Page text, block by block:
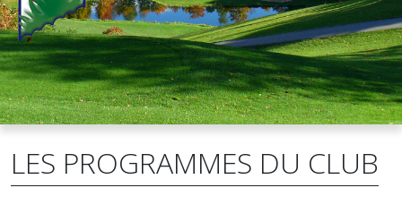
LES PROGRAMMES DU CLUB